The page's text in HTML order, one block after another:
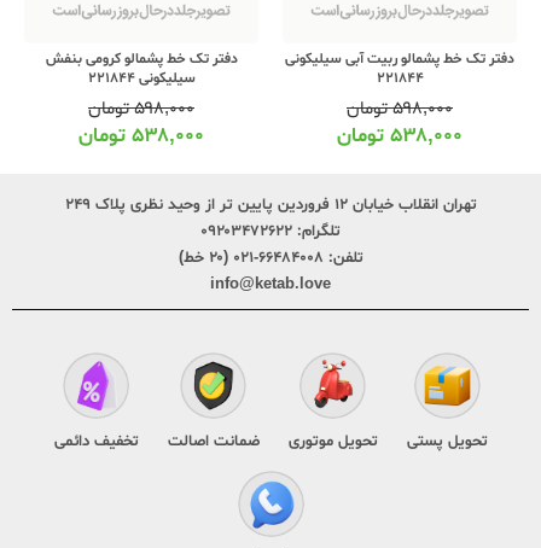
دفتر تک خط پشمالو ربیت آبی سیلیکونی
221844
۵۹۸,۰۰۰تومان
۵۳۸,۰۰۰ تومان
دفتر تک خط پشمالو کرومی بنفش
سیلیکونی 221844
۵۹۸,۰۰۰تومان
۵۳۸,۰۰۰ تومان
تهران انقلاب خیابان ۱۲ فروردین پایین تر از وحید نظری پلاک ۲۴۹
تلگرام: ۰۹۲۰۳۴۷۲۶۲۲
تلفن: ۶۶۴۸۴۰۰۸-۰۲۱ (۲۰ خط)
info@ketab.love
تحویل پستی تحویل موتوری ضمانت اصالت تخفیف دائمی